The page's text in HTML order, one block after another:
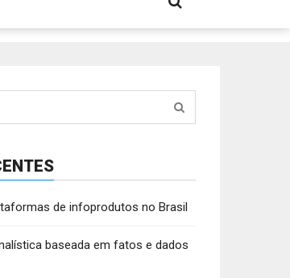
de infoprodutos no Brasil
baseada em fatos e dados